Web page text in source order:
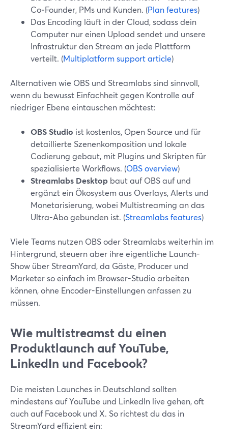
Co‑Founder, PMs und Kunden. (Plan features)
Das Encoding läuft in der Cloud, sodass dein
Computer nur einen Upload sendet und unsere
Infrastruktur den Stream an jede Plattform
verteilt. (Multiplatform support article)
Alternativen wie OBS und Streamlabs sind sinnvoll,
wenn du bewusst Einfachheit gegen Kontrolle auf
niedriger Ebene eintauschen möchtest:
OBS Studio ist kostenlos, Open Source und für
detaillierte Szenenkomposition und lokale
Codierung gebaut, mit Plugins und Skripten für
spezialisierte Workflows. (OBS overview)
Streamlabs Desktop baut auf OBS auf und
ergänzt ein Ökosystem aus Overlays, Alerts und
Monetarisierung, wobei Multistreaming an das
Ultra-Abo gebunden ist. (Streamlabs features)
Viele Teams nutzen OBS oder Streamlabs weiterhin im
Hintergrund, steuern aber ihre eigentliche Launch-
Show über StreamYard, da Gäste, Producer und
Marketer so einfach im Browser-Studio arbeiten
können, ohne Encoder-Einstellungen anfassen zu
müssen.
Wie multistreamst du einen
Produktlaunch auf YouTube,
LinkedIn und Facebook?
Die meisten Launches in Deutschland sollten
mindestens auf YouTube und LinkedIn live gehen, oft
auch auf Facebook und X. So richtest du das in
StreamYard effizient ein: